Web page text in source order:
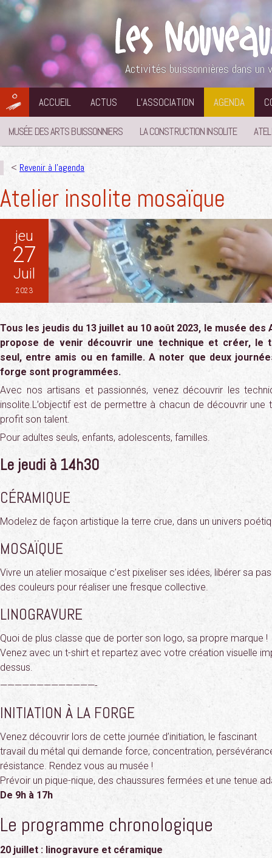
Aller
au
contenu
Activités buissonnières dans
ACCUEIL ACTUS L’ASSOCIATION AGENDA
MUSÉE DES ARTS BUISSONNIERS LA CONSTRUCTION INSOLITE
< Revenir à l'agenda
Atelier insolite mosaïque
jeu
27
Juil
2023
Tous les jeudis du 13 juillet au 10 août 2023, le musée
propose de venir découvrir une technique et créer, le
seul, entre amis ou en famille. A noter que deux
forge sont programmées.
Avec nos artisans et passionnés, venez découvrir les
insolite.L’objectif est de permettre à chacun de découvrir
profit son talent.
Pour adultes seuls, enfants, adolescents, familles.
Le jeudi à 14h30
CÉRAMIQUE
Modelez de façon artistique la terre crue, dans un univers
MOSAÏQUE
Vivre un atelier mosaïque c’est pixeliser ses idées, libérer sa
des couleurs pour réaliser une fresque collective.
LINOGRAVURE
Quoi de plus classe que de porter son logo, sa propre marque !
Venez avec un t-shirt et repartez avec votre création visuelle
dessus.
—————————————-
INITIATION À LA FORGE
Venez découvrir lors de cette journée d’initiation, le fascinant
travail du métal qui demande force, concentration,
résistance. Rendez vous au musée !
Prévoir un pique-nique, des chaussures fermées et une tenue
De 9h à 17h
Le programme chronologique
20 juillet : linogravure et céramique